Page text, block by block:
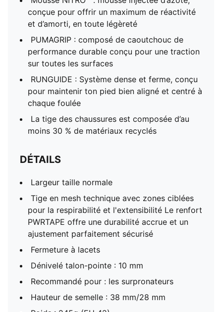
conçue pour offrir un maximum de réactivité
et d’amorti, en toute légèreté
PUMAGRIP : composé de caoutchouc de
performance durable conçu pour une traction
sur toutes les surfaces
RUNGUIDE : Système dense et ferme, conçu
pour maintenir ton pied bien aligné et centré à
chaque foulée
La tige des chaussures est composée d’au
moins 30 % de matériaux recyclés
DÉTAILS
Largeur taille normale
Tige en mesh technique avec zones ciblées
pour la respirabilité et l'extensibilité Le renfort
PWRTAPE offre une durabilité accrue et un
ajustement parfaitement sécurisé
Fermeture à lacets
Dénivelé talon-pointe : 10 mm
Recommandé pour : les surpronateurs
Hauteur de semelle : 38 mm/28 mm